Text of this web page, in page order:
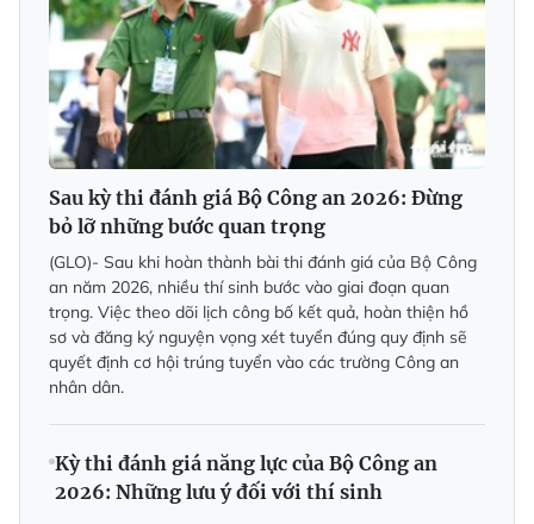
Sau kỳ thi đánh giá Bộ Công an 2026: Đừng
bỏ lỡ những bước quan trọng
(GLO)- Sau khi hoàn thành bài thi đánh giá của Bộ Công
an năm 2026, nhiều thí sinh bước vào giai đoạn quan
trọng. Việc theo dõi lịch công bố kết quả, hoàn thiện hồ
sơ và đăng ký nguyện vọng xét tuyển đúng quy định sẽ
quyết định cơ hội trúng tuyển vào các trường Công an
nhân dân.
Kỳ thi đánh giá năng lực của Bộ Công an
2026: Những lưu ý đối với thí sinh